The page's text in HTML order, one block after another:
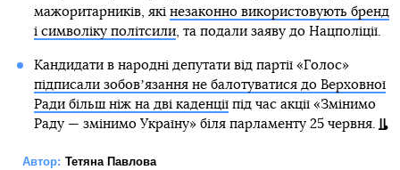
мажоритарників, які незаконно використовують бренд
і символіку політсили, та подали заяву до Нацполіції.
Кандидати в народні депутати від партії «Голос»
підписали зобовʼязання не балотуватися до Верховної
Ради більш ніж на дві каденціїпід час акції «Змінимо
Раду — змінимо Україну» біля парламенту 25 червня.
Автор: Тетяна Павлова